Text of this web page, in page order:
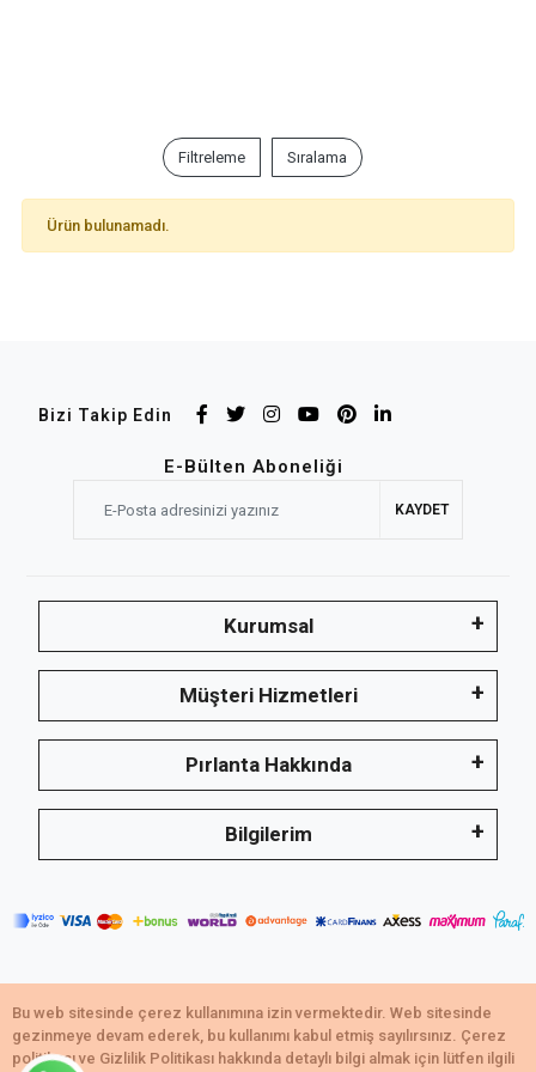
Filtreleme Sıralama
Ürün bulunamadı.
Bizi Takip Edin
E-Bülten Aboneliği
KAYDET
Kurumsal
Müşteri Hizmetleri
Pırlanta Hakkında
Bilgilerim
Copyright © 2021,Emerald Takı tescilli markadır.
Tüm bilgileriniz 256bit SSL Sertifikası ile korunmaktadır.
Bu web sitesinde çerez kullanımına izin vermektedir. Web sitesinde
gezinmeye devam ederek, bu kullanımı kabul etmiş sayılırsınız. Çerez
politikası ve Gizlilik Politikası hakkında detaylı bilgi almak için lütfen ilgili